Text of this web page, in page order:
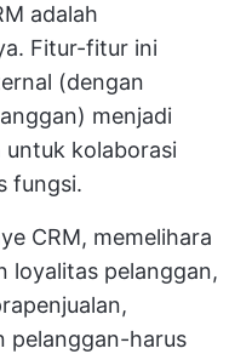
adalah
Fitur-fitur ini
(dengan
menjadi
untuk kolaborasi
fungsi.
CRM, memelihara
loyalitas pelanggan,
pelanggan-harus